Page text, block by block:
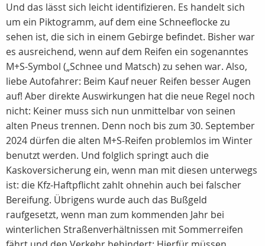
Und das lässt sich leicht identifizieren. Es handelt sich
um ein Piktogramm, auf dem eine Schneeflocke zu
sehen ist, die sich in einem Gebirge befindet. Bisher war
es ausreichend, wenn auf dem Reifen ein sogenanntes
M+S-Symbol („Schnee und Matsch) zu sehen war. Also,
liebe Autofahrer: Beim Kauf neuer Reifen besser Augen
auf! Aber direkte Auswirkungen hat die neue Regel noch
nicht: Keiner muss sich nun unmittelbar von seinen
alten Pneus trennen. Denn noch bis zum 30. September
2024 dürfen die alten M+S-Reifen problemlos im Winter
benutzt werden. Und folglich springt auch die
Kaskoversicherung ein, wenn man mit diesen unterwegs
ist: die Kfz-Haftpflicht zahlt ohnehin auch bei falscher
Bereifung. Übrigens wurde auch das Bußgeld
raufgesetzt, wenn man zum kommenden Jahr bei
winterlichen Straßenverhältnissen mit Sommerreifen